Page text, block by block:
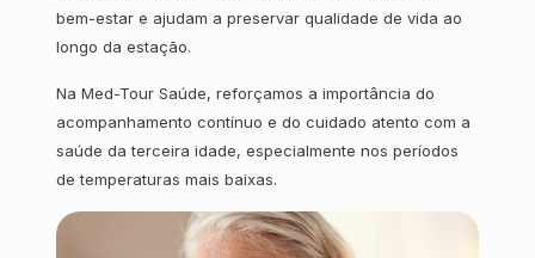
bem-estar e ajudam a preservar qualidade de vida ao
longo da estação.
Na Med-Tour Saúde, reforçamos a importância do
acompanhamento contínuo e do cuidado atento com a
saúde da terceira idade, especialmente nos períodos
de temperaturas mais baixas.